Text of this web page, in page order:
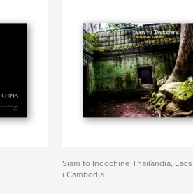
Siam to Indochine Thailàndia, Laos
i Cambodja